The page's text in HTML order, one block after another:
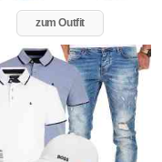
zum Outfit